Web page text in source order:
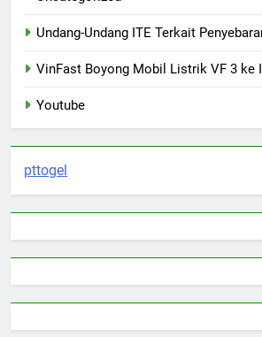
Undang-Undang ITE Terkait
VinFast Boyong Mobil Listrik VF 3 ke
Youtube
pttogel